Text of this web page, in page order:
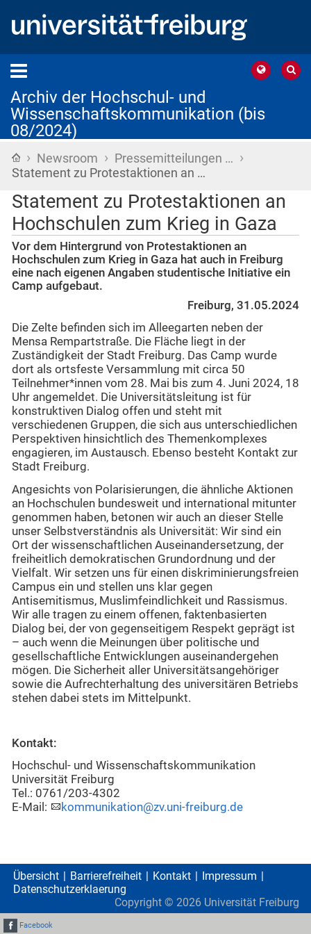
Archiv der Hochschul- und
Wissenschaftskommunikation (bis
08/2024)
Startseite
› Newsroom › Pressemitteilungen … ›
Statement zu Protestaktionen an …
Statement zu Protestaktionen an
Hochschulen zum Krieg in Gaza
Vor dem Hintergrund von Protestaktionen an
Hochschulen zum Krieg in Gaza hat auch in Freiburg
eine nach eigenen Angaben studentische Initiative ein
Camp aufgebaut.
Freiburg, 31.05.2024
Die Zelte befinden sich im Alleegarten neben der
Mensa Rempartstraße. Die Fläche liegt in der
Zuständigkeit der Stadt Freiburg. Das Camp wurde
dort als ortsfeste Versammlung mit circa 50
Teilnehmer*innen vom 28. Mai bis zum 4. Juni 2024, 18
Uhr angemeldet. Die Universitätsleitung ist für
konstruktiven Dialog offen und steht mit
verschiedenen Gruppen, die sich aus unterschiedlichen
Perspektiven hinsichtlich des Themenkomplexes
engagieren, im Austausch. Ebenso besteht Kontakt zur
Stadt Freiburg.
Angesichts von Polarisierungen, die ähnliche Aktionen
an Hochschulen bundesweit und international mitunter
genommen haben, betonen wir auch an dieser Stelle
unser Selbstverständnis als Universität: Wir sind ein
Ort der wissenschaftlichen Auseinandersetzung, der
freiheitlich demokratischen Grundordnung und der
Vielfalt. Wir setzen uns für einen diskriminierungsfreien
Campus ein und stellen uns klar gegen
Antisemitismus, Muslimfeindlichkeit und Rassismus.
Wir alle tragen zu einem offenen, faktenbasierten
Dialog bei, der von gegenseitigem Respekt geprägt ist
– auch wenn die Meinungen über politische und
gesellschaftliche Entwicklungen auseinandergehen
mögen. Die Sicherheit aller Universitätsangehöriger
sowie die Aufrechterhaltung des universitären Betriebs
stehen dabei stets im Mittelpunkt.
Kontakt:
Hochschul- und Wissenschaftskommunikation
Universität Freiburg
Tel.: 0761/203-4302
E-Mail:
kommunikation@zv.uni-freiburg.de
Übersicht Barrierefreiheit Kontakt
Impressum
Datenschutzerklaerung
Copyright © 2026 Universität Freiburg
Facebook